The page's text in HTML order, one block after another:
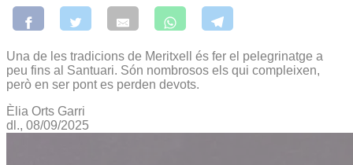
Una de les tradicions de Meritxell és fer el pelegrinatge a
peu fins al Santuari. Són nombrosos els qui compleixen,
però en ser pont es perden devots.
Èlia Orts Garri
dl., 08/09/2025